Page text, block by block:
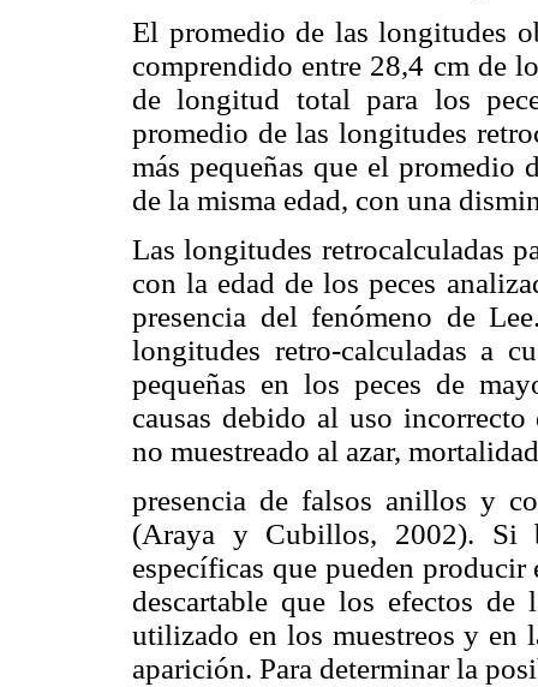
El promedio de las longitudes
comprendido entre 28,4 cm de
de longitud total para los
promedio de las longitudes
más pequeñas que el promedio
de la misma edad, con una
Las longitudes retrocalculadas
con la edad de los peces
presencia del fenómeno de
longitudes retro-calculadas a
pequeñas en los peces de
causas debido al uso
no muestreado al azar,
presencia de falsos anillos y
(Araya y Cubillos, 2002). Si
específicas que pueden producir
descartable que los efectos
utilizado en los muestreos y en
aparición. Para determinar la